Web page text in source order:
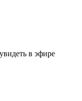
в эфире